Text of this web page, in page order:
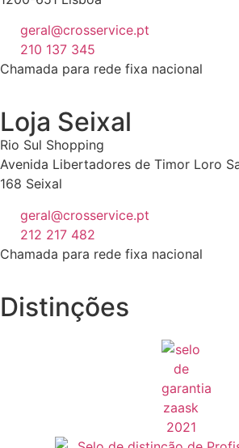
geral@crosservice.pt
210 137 345
Chamada para rede fixa nacional
Loja Seixal
Rio Sul Shopping
Avenida Libertadores de Timor Loro
168 Seixal
geral@crosservice.pt
212 217 482
Chamada para rede fixa nacional
Distinções